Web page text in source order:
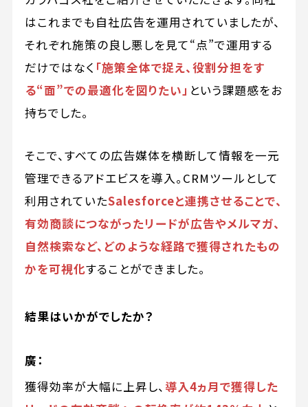
はこれまでも自社広告を運用されていましたが、
それぞれ施策の良し悪しを見て“点”で運用する
だけではなく 「施策全体で捉え、役割分担をす
る“面”での最適化を図りたい」 という課題感をお
持ちでした。
そこで、すべての広告媒体を横断して情報を一元
管理できるアドエビスを導入。CRMツールとして
利用されていたSalesforceと連携させることで、
有効商談につながったリードが広告やメルマガ、
自然検索など、どのような経路で獲得されたもの
かを可視化することができました。
結果はいかがでしたか？
廣：
獲得効率が大幅に上昇し、 導入4ヵ月で獲得した